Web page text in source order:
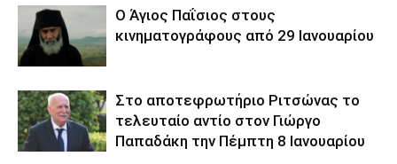
Ο Άγιος Παΐσιος στους
κινηματογράφους από 29 Ιανουαρίου
Στο αποτεφρωτήριο Ριτσώνας το
τελευταίο αντίο στον Γιώργο
Παπαδάκη την Πέμπτη 8 Ιανουαρίου